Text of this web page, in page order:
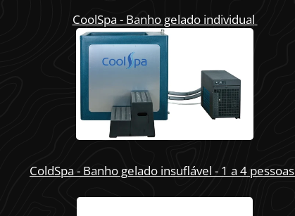
CoolSpa - Banho gelado individual
ColdSpa - Banho gelado insuflável - 1 a 4 pessoas